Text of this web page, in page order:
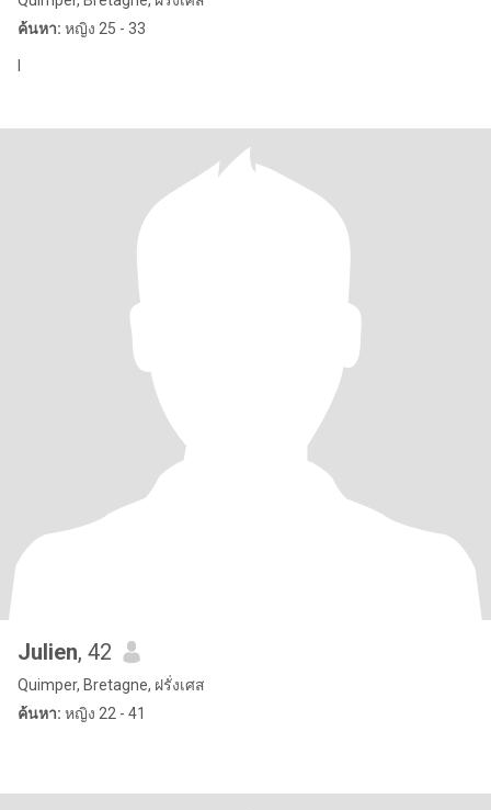
ค้นหา: หญิง 25 - 33
Julien, 42
Quimper, Bretagne, ฝรั่งเศส
ค้นหา: หญิง 22 - 41